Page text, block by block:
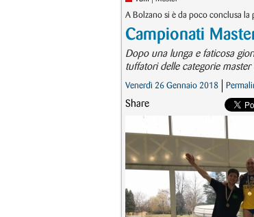
A Bolzano si è da poco conclusa la
Campionati
Dopo una lunga e faticosa
tuffatori delle categorie
Venerdì 26 Gennaio 2018
Share